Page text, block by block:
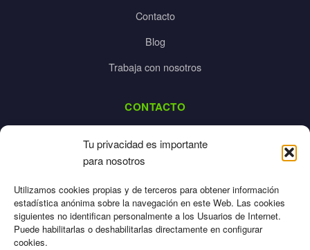
Tu privacidad es importante
para nosotros
Utilizamos cookies propias y de terceros para obtener información
estadística anónima sobre la navegación en este Web. Las cookies
siguientes no identifican personalmente a los Usuarios de Internet.
Puede habilitarlas o deshabilitarlas directamente en configurar
cookies.
Contacto
Blog
Trabaja con nosotros
CONTACTO
925 532 213